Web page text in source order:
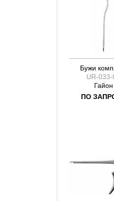
Бужи
UR-033-
Гайон
ПО